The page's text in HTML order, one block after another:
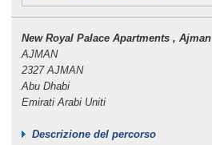
New Royal Palace Apartments , Ajman
AJMAN
2327 AJMAN
Abu Dhabi
Emirati Arabi Uniti
Descrizione del percorso